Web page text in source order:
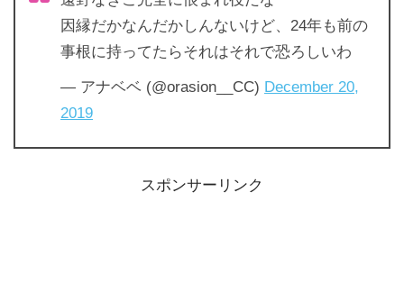
因縁だかなんだかしんないけど、24年も前の
事根に持ってたらそれはそれで恐ろしいわ
— アナベベ (@orasion__CC) December 20,
2019
スポンサーリンク